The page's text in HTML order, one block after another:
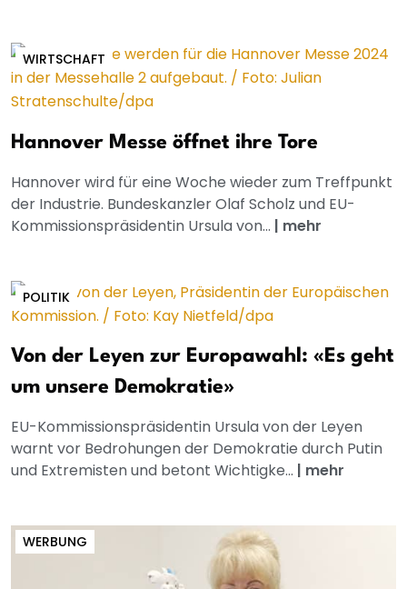
WIRTSCHAFT
Hannover Messe öffnet ihre Tore
Hannover wird für eine Woche wieder zum Treffpunkt
der Industrie. Bundeskanzler Olaf Scholz und EU-
Kommissionspräsidentin Ursula von... | mehr
POLITIK
Von der Leyen zur Europawahl: «Es geht
um unsere Demokratie»
EU-Kommissionspräsidentin Ursula von der Leyen
warnt vor Bedrohungen der Demokratie durch Putin
und Extremisten und betont Wichtigke... | mehr
WERBUNG